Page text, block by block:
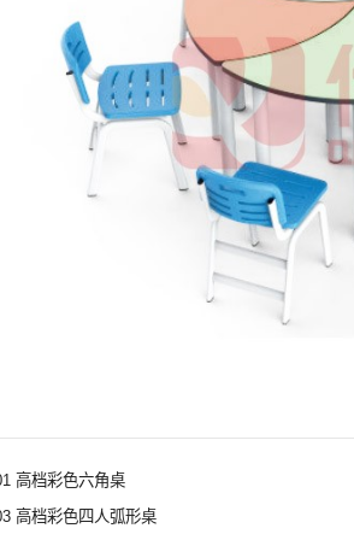
高档彩色六角桌
高档彩色四人弧形桌